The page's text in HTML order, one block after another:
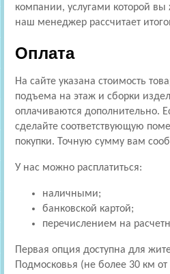
компании, услугами которой вы
наш менеджер рассчитает
Оплата
На сайте указана стоимость
подъема на этаж и сборки
оплачиваются дополнительно.
сделайте соответствующую
покупки. Точную сумму вам
У нас можно расплатиться:
наличными;
банковской картой;
перечислением на
Первая опция доступна для
Подмосковья (не более 30 км